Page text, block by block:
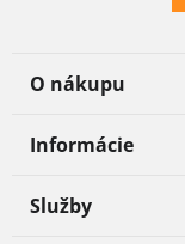
O nákupu
Informácie
Služby